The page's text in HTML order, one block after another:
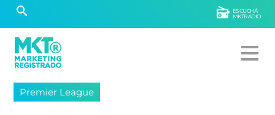
ESCUCHÁ
MKTRADIO
Premier League